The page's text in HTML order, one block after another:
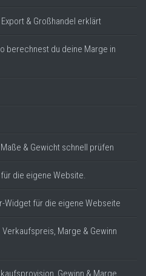
& Großhandel erklärt
berechnest du deine Marge in
& Gewicht schnell prüfen
die eigene Website.
Widget für die eigene Webseite
Marge & Gewinn
Gewinn & Marge